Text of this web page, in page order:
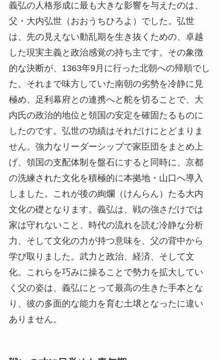
義弘の人格形成に最も大きな影響を与えたのは、
父・大内弘世（おおうちひろよ）でした。弘世
は、先の見えない動乱期を生き抜くための、卓越
した現実主義と政治感覚の持ち主です。その象徴
的な決断が、1363年9月に行った北朝への帰順でし
た。それまで味方していた南朝の劣勢を冷静に見
極め、足利幕府との連携へと舵を切ることで、大
内氏の政治的地位と領国の安定を確固たるものに
したのです。弘世の功績はそれだけにとどまりま
せん。強力なリーダーシップで家臣団をまとめ上
げ、領国の支配体制を盤石にすると同時に、京都
の洗練された文化を積極的に本拠地・山口へ導入
しました。これが後の絢爛（けんらん）たる大内
文化の礎となります。義弘は、戦の強さだけでは
家は守れないこと、時代の流れを読む冷静な分析
力、そして文化の力が持つ意味を、父の背中から
学び取りました。武力と政治、経済、そして文
化。これらを巧みに操ることで勢力を拡大してい
く父の姿は、義弘にとって最高の生きた手本とな
り、彼の多面的な能力を育む土壌となったに違い
ありません。